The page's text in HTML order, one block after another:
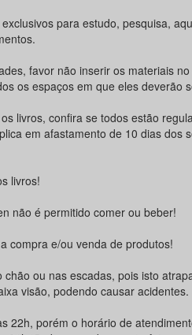
para estudo, pesquisa,
favor não inserir os materiais
os espaços em que eles deverão
livros, confira se todos estão
em afastamento de 10 dias dos
livros!
não é permitido comer ou beber!
compra e/ou venda de produtos!
ou nas escadas, pois isto
visão, podendo causar acidentes.
22h, porém o horário de